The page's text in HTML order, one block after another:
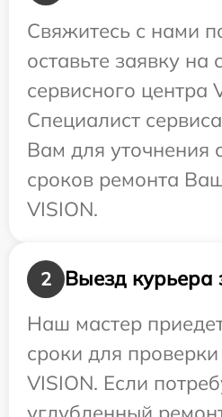
Свяжитесь с нами
оставьте заявку на
сервисного центра
Специалист
Вам для уточнения
сроков ремонта
VISION.
2
Выезд курьера
Наш мастер
сроки для проверки
VISION. Если